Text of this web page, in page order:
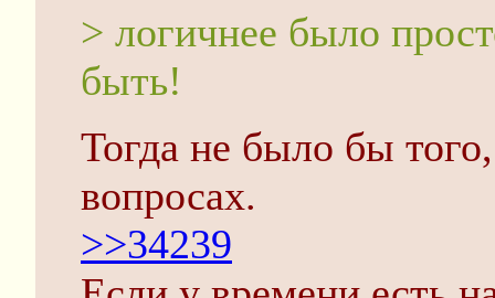
> логичнее было
быть!
Тогда не было бы
вопросах.
>>34239